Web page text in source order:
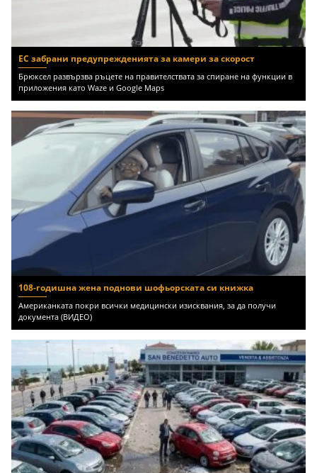
ЕС забрани предупрежденията за камери за скорост
Брюксел развързва ръцете на правителствата за спиране на функции в
приложения като Waze и Google Maps
108-годишна жена поднови шофьорската си книжка
Американката покри всички медицински изисквания, за да получи
документа (ВИДЕО)